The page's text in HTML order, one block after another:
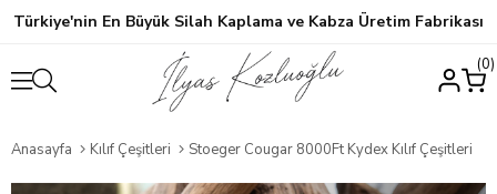
Türkiye'nin En Büyük Silah Kaplama ve Kabza Üretim Fabrikası
0
Anasayfa Kılıf Çeşitleri Stoeger Cougar 8000Ft Kydex Kılıf Çeşitleri